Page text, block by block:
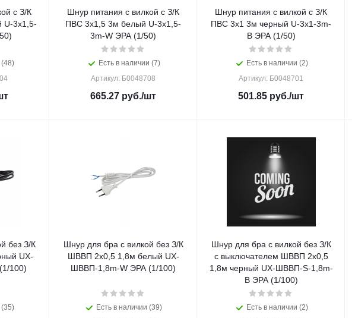
с З/К
U-3x1,5-
(48)
Шнур питания с вилкой с З/К
ПВС 3x1,5 3м белый U-3x1,5-
3m-W ЭРА (1/50)
Есть в наличии (7)
Артикул: Б0048708
665.27 руб./шт
Шнур питания с вилкой с З/К
ПВС 3x1 3м черный U-3x1-3m-
B ЭРА (1/50)
Есть в наличии (2)
Артикул: Б0048701
501.85 руб./шт
без З/К
UX-
100)
(35)
Шнур для бра с вилкой без З/К
ШВВП 2x0,5 1,8м белый UX-
ШВВП-1,8m-W ЭРА (1/100)
Есть в наличии (39)
Шнур для бра с вилкой без З/К
с выключателем ШВВП 2x0,5
1,8м черный UX-ШВВП-S-1,8m-
B ЭРА (1/100)
Есть в наличии (2)